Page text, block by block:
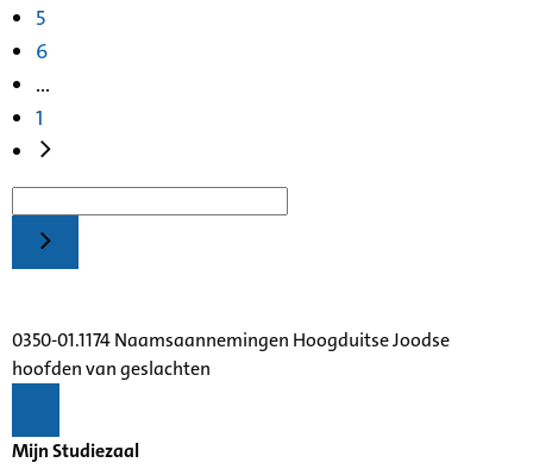
5
6
...
1
0350-01.1174 Naamsaannemingen Hoogduitse Joodse
hoofden van geslachten
Mijn Studiezaal